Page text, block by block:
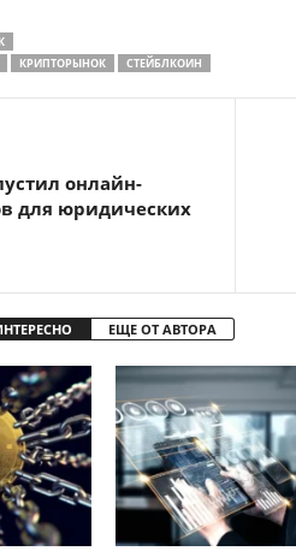
КРИПТОРЫНОК СТЕЙБЛКОИН
онлайн-
для юридических
ЕЩЕ ОТ АВТОРА